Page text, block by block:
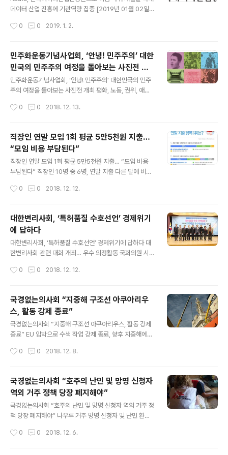
상으로 하며, 최소 3인 이상 최대 6인으로 이루어진 팀까
데이터 산업 진흥에 기관역량 집중 [2019년 01월 02일]
a, 원장 민기영)이 `한국데이터산업진흥원`으로 새롭게 출
경하기로 의결한바 있으며, 영문명은 Kdata로 기존과 동
일하다. 국내 데이터 산업 성장과 데이터의 시대적 활용가
치에 따라 ‘Kdata’는 지난 1993년 한국데이터베이스진흥
센터로 출범한 이래 2009년 한국데이터베이스진흥원, 2
해왔다. 이번 기관명 변경은 4차 산업혁명의 변화를 맞아
0 0 2019. 1. 2.
민주화운동기념사업회, ‘안녕! 민주주의’ 대한
민국의 민주주의 여정을 돌아보는 사진전 개
최
민주화운동기념사업회, ‘안녕! 민주주의’ 대한민국의 민주
주의 여정을 돌아보는 사진전 개최 평화, 노동, 권위, 애도,
전시 [2018년 12월 12일] - 민주화운동기념사업회(이사
을 개최한다. 이번 사진전은 대한민국이 만들어 온 민주주
의의 여정을 사진을 통해 살펴보기 위해 기획되었다. 전시
되는 사진들은 한국사회가 놓여있던 민주주의의 조건에 대
해 질문하고, 민주주의를 위한 한국사회의 노력을 담고 있
현실에 맞게, 전시의 부제는 ‘평화를 여는 특별 사진전’으로
0 0 2018. 12. 13.
직장인 연말 모임 1회 평균 5만5천원 지출…
“모임 비용 부담된다”
직장인 연말 모임 1회 평균 5만5천원 지출… “모임 비용
부담된다” 직장인 10명 중 6명, 연말 지출 다른 달에 비해
6명이 연말은 다른 달에 비해 추가 지출이 발생할 것으로
스러워 하는 것으로 나타났다. 직장인 947명을 대상으로
‘연말 지출’을 주제로 설문조사를 진행한 결과, 응답자 가운
데 59.3%가 ‘연말 지출은 다른 달에 비해 확실히 많아질
것이다’고 답했다. ‘다른 달과 크게 다르지 않을 것이다’는
답변은 32.3%였으며 ‘다른 달에 비해 오히려 줄어들 것이
으로 예상되는 항목 1위와 2위에는 ‘송년회 등 ..
0 0 2018. 12. 12.
대한변리사회, ‘특허품질 수호선언’ 경제위기
에 답하다
대한변리사회, ‘특허품질 수호선언’ 경제위기에 답하다 대
한변리사회 관련 대회 개최… 우수 의정활동 국회의원 시상
지난 10일 오후 2시 국회의원회관 제1소회의실에서 ‘지식
대회 및 2018 지식재산 우수의정활동 시상식’을 개최했
다. 이번 행사는 우리 경제가 대기업 양산기술 위주에서 벗
어나 기술 중심의 스타트업이 활성화되고 강소기업 위주의
산업 생태계를 갖추기 위해서는 특허품질 확보 및 이에 대
한 인식 제고가 시급하다는 업계의 목소리가 반영됐다. 변
씽 링크(잃어버린 고리)’임을 알리고 이의 제고 방안을 고
0 0 2018. 12. 12.
국경없는의사회 “지중해 구조선 아쿠아리우
스, 활동 강제 종료”
국경없는의사회 “지중해 구조선 아쿠아리우스, 활동 강제
종료” EU 압박으로 수색 작업 강제 종료, 향후 지중해에서
서 난민, 이주민, 망명 신청자가 목숨을 잃는 사태가 지속되
(MSF)와 SOS 메디테라네(SOS Méditerranée)가 공
동 운영해 온 구조선 아쿠아리우스(Aquarius)호의 수색
구조 활동이 강제 종료되는 사태가 발생했다. 두 달 동안 많
은 이들이 고국을 탈출해 세계에서 가장 사망자가 많이 발
생하는 이주 루트를 따라 바다를 건너는 동안 아쿠아리우
류돼 있다. 이는 이탈리아 정부를 주축으로 한 유럽 국가들
0 0 2018. 12. 8.
국경없는의사회 “호주의 난민 및 망명 신청자
역외 거주 정책 당장 폐지해야”
국경없는의사회 “호주의 난민 및 망명 신청자 역외 거주 정
책 당장 폐지해야” 나우루 거주 망명 신청자 및 난민 환자
월 06일] - 국경없는의사회(MSF)가 호주의 무기한 ‘Offs
0 0 2018. 12. 6.